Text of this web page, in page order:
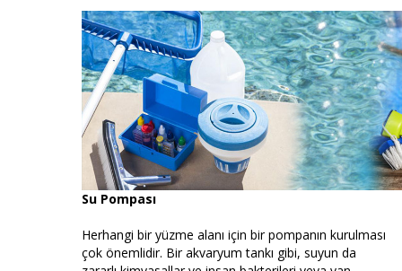
Su Pompası
Herhangi bir yüzme alanı için bir pompanın kurulması
çok önemlidir. Bir akvaryum tankı gibi, suyun da